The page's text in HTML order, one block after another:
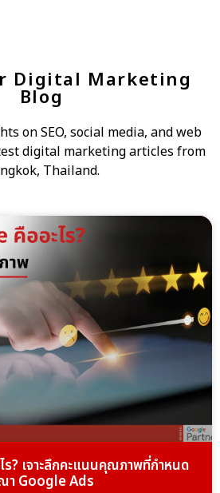
Digital Marketing
Blog
on SEO, social media, and web
digital marketing articles from
Thailand.
? เจาะลึกคะแนนคุณภาพที่กำหนด
า Google Ads